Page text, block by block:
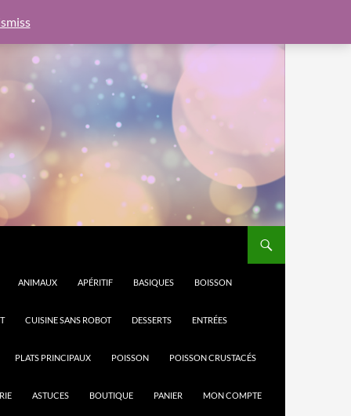
ANIMAUX APÉRITIF BASIQUES BOISSON
CUISINE SANS ROBOT DESSERTS ENTRÉES
PLATS PRINCIPAUX POISSON POISSON CRUSTACÉS
ASTUCES BOUTIQUE PANIER MON COMPTE